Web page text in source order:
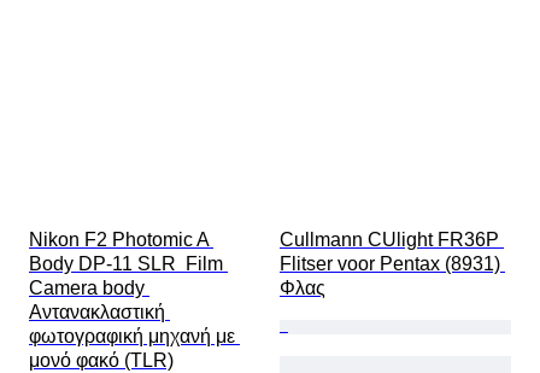
Nikon F2 Photomic A
Body DP-11 SLR  Film
Camera body
Αντανακλαστική
φωτογραφική μηχανή με
μονό φακό (TLR)
Cullmann CUlight FR36P
Flitser voor Pentax (8931)
Φλας